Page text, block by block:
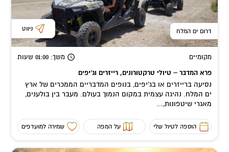
דרום ים המלח ניווט
מקומיים משך: 01:00 שעות
פרא המדבר – טיולי טרקטורונים, רייזרים וג’יפים
נסיעה ברייזרים או בג'יפים, בנופים המדבריים הממכרים של ארץ
ים המלח. נהיגה עצמית במקום הנמוך בעולם. מעבר בין בולענים,
מאגרי שיטפונות,...
הוספה לטיול שלי על המפה שמירה למועדפים